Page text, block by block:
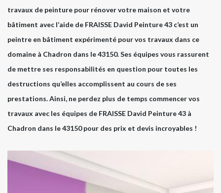
travaux de peinture pour rénover votre maison et votre
bâtiment avec l’aide de FRAISSE David Peinture 43 c’est un
peintre en bâtiment expérimenté pour vos travaux dans ce
domaine à Chadron dans le 43150. Ses équipes vous rassurent
de mettre ses responsabilités en question pour toutes les
destructions qu’elles accomplissent au cours de ses
prestations. Ainsi, ne perdez plus de temps commencer vos
travaux avec les équipes de FRAISSE David Peinture 43 à
Chadron dans le 43150 pour des prix et devis incroyables !